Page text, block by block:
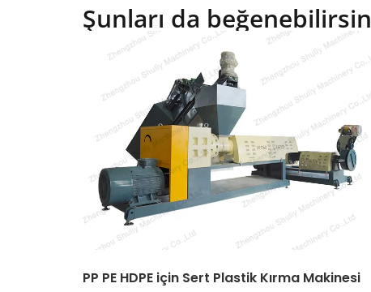
Şunları da beğenebilirsin
PP PE HDPE için Sert Plastik Kırma Makinesi